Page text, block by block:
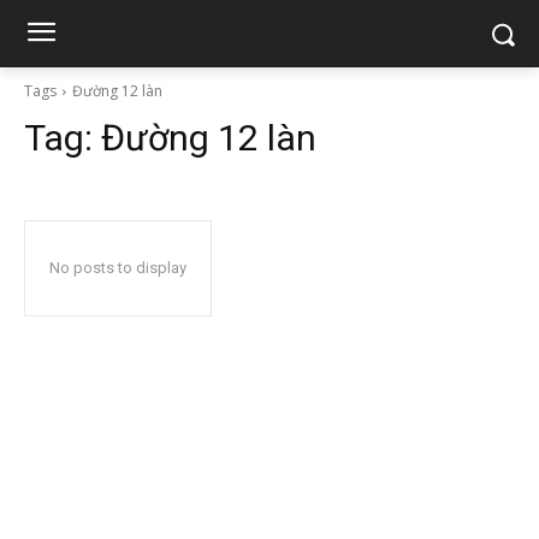
Tags Đường 12 làn
Tag: Đường 12 làn
No posts to display